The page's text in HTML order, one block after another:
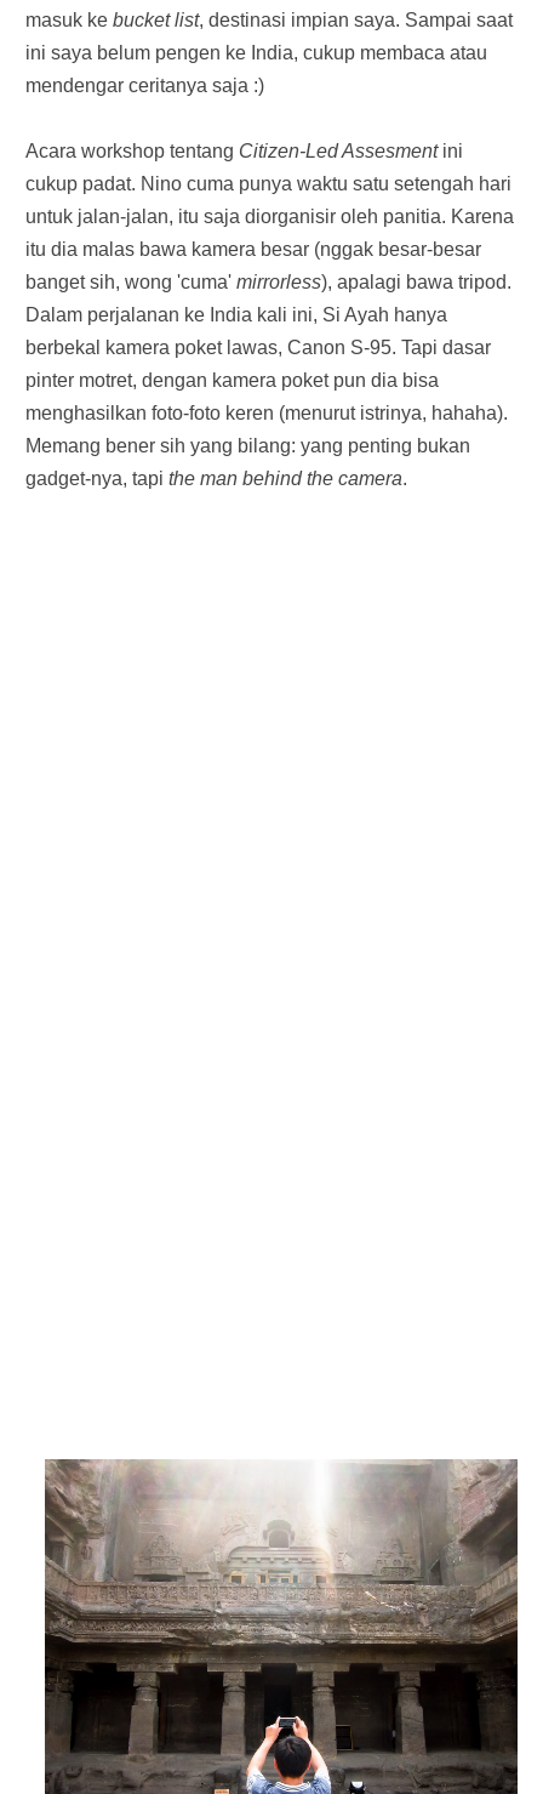
masuk kebucket list, destinasi impian saya. Sampai saat
ini saya belum pengen ke India, cukup membaca atau
mendengar ceritanya saja :)
Acara workshop tentang Citizen-Led Assesment ini
cukup padat. Nino cuma punya waktu satu setengah hari
untuk jalan-jalan, itu saja diorganisir oleh panitia. Karena
itu dia malas bawa kamera besar (nggak besar-besar
banget sih, wong 'cuma'mirrorless), apalagi bawa tripod.
Dalam perjalanan ke India kali ini, Si Ayah hanya
berbekal kamera poket lawas, Canon S-95. Tapi dasar
pinter motret, dengan kamera poket pun dia bisa
menghasilkan foto-foto keren (menurut istrinya, hahaha).
Memang bener sihyang bilang:yang penting bukan
gadget-nya, tapithe man behind the camera.